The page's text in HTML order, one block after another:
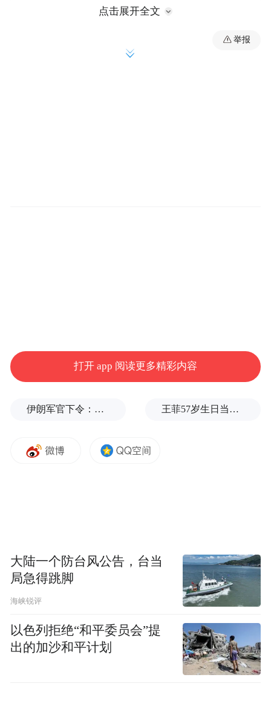
在区物资库，刘绍峰检查物资储备及设施设
快、用得上。
点击展开全文
举报
打开 app 阅读更多精彩内容
伊朗军官下令：如果美军踏上我国领土，就砍掉他们脚！ 王菲57岁生日当天，谢霆锋隔空说3次生日快乐
大陆一个防台风公告，台当
局急得跳脚
海峡锐评
以色列拒绝“和平委员会”提
出的加沙和平计划